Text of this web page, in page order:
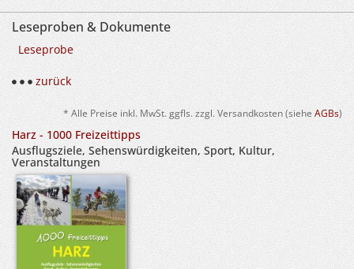
Leseproben & Dokumente
Leseprobe
zurück
* Alle Preise inkl. MwSt. ggfls. zzgl. Versandkosten (siehe AGBs)
Harz - 1000 Freizeittipps
Ausflugsziele, Sehenswürdigkeiten, Sport, Kultur,
Veranstaltungen